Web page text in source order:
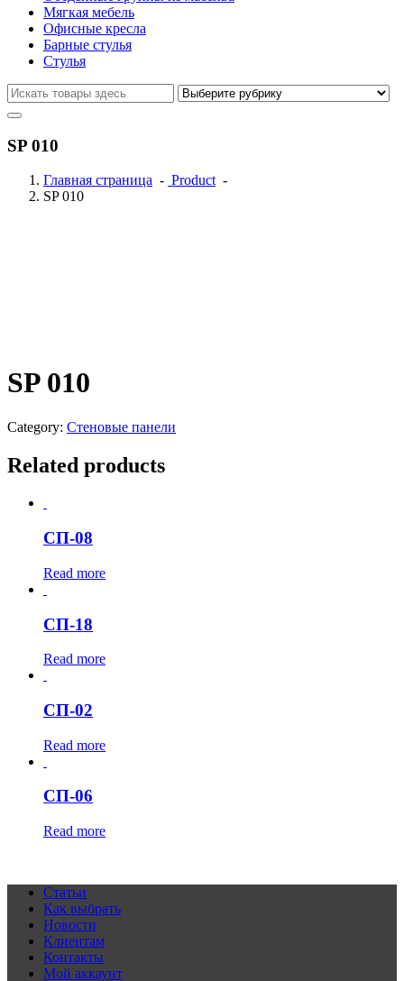
Мягкая мебель
Офисные кресла
Барные стулья
Стулья
SP 010
Главная страница - Product-
SP 010
SP 010
Category: Стеновые панели
Related products
СП-08
Read more
СП-18
Read more
СП-02
Read more
СП-06
Read more
Статьи
Как выбрать
Новости
Клиентам
Контакты
Мой аккаунт